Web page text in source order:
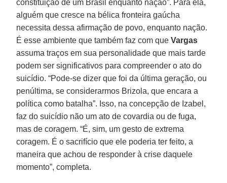
constituição de um Brasil enquanto nação”. Para ela,
alguém que cresce na bélica fronteira gaúcha
necessita dessa afirmação de povo, enquanto nação.
É esse ambiente que também faz com queVargas
assuma traços em sua personalidade que mais tarde
podem ser significativos para compreender o ato do
suicídio. “Pode-se dizer que foi da última geração, ou
penúltima, se considerarmos Brizola, que encara a
política como batalha”. Isso, na concepção de Izabel,
faz do suicídio não um ato de covardia ou de fuga,
mas de coragem. “É, sim, um gesto de extrema
coragem. É o sacrifício que ele poderia ter feito, a
maneira que achou de responder à crise daquele
momento”, completa.